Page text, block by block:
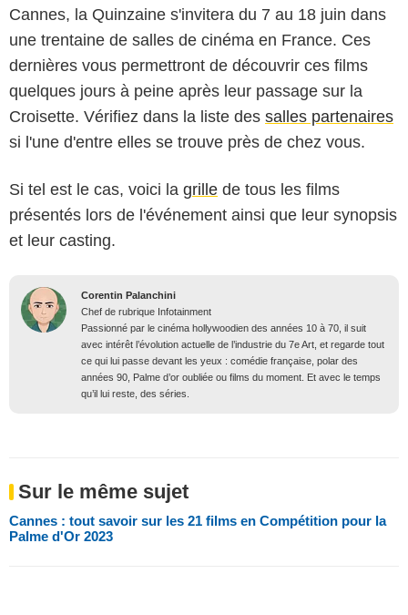
Cannes, la Quinzaine s'invitera du 7 au 18 juin dans
une trentaine de salles de cinéma en France. Ces
dernières vous permettront de découvrir ces films
quelques jours à peine après leur passage sur la
Croisette. Vérifiez dans la liste des salles partenaires
si l'une d'entre elles se trouve près de chez vous.
Si tel est le cas, voici la grille de tous les films
présentés lors de l'événement ainsi que leur synopsis
et leur casting.
Corentin Palanchini
Chef de rubrique Infotainment
Passionné par le cinéma hollywoodien des années 10 à 70, il suit
avec intérêt l’évolution actuelle de l’industrie du 7e Art, et regarde tout
ce qui lui passe devant les yeux : comédie française, polar des
années 90, Palme d’or oubliée ou films du moment. Et avec le temps
qu’il lui reste, des séries.
Sur le même sujet
Cannes : tout savoir sur les 21 films en Compétition pour la
Palme d'Or 2023